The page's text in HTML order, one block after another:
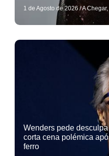
1 de Agosto de 2026 /A Chegar,
Wenders pede
corta cena polémica
ferro